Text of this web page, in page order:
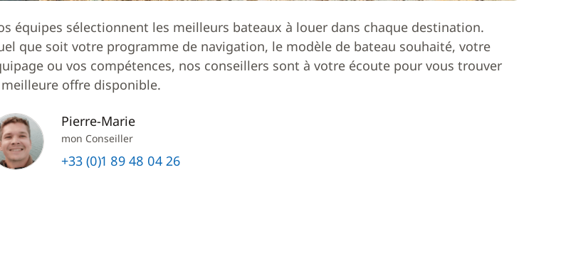
équipes sélectionnent les meilleurs bateaux à louer dans chaque destination.
que soit votre programme de navigation, le modèle de bateau souhaité, votre
ou vos compétences, nos conseillers sont à votre écoute pour vous trouver
offre disponible.
Pierre-Marie
mon Conseiller
+33 (0)1 89 48 04 26